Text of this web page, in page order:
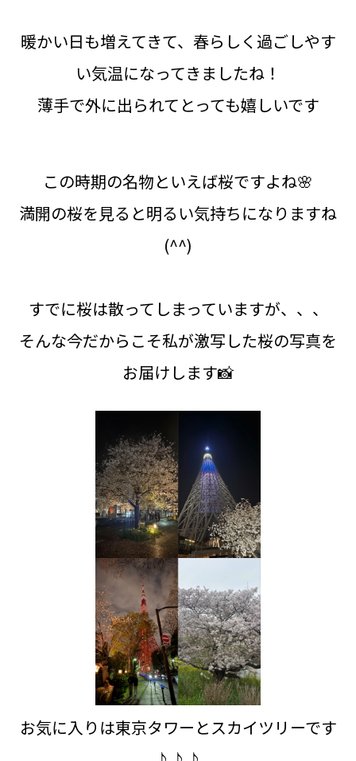
暖かい日も増えてきて、春らしく過ごしやす
い気温になってきましたね！
薄手で外に出られてとっても嬉しいです
この時期の名物といえば桜ですよね🌸
満開の桜を見ると明るい気持ちになりますね
(^^)
すでに桜は散ってしまっていますが、、、
そんな今だからこそ私が激写した桜の写真を
お届けします📸
お気に入りは東京タワーとスカイツリーです